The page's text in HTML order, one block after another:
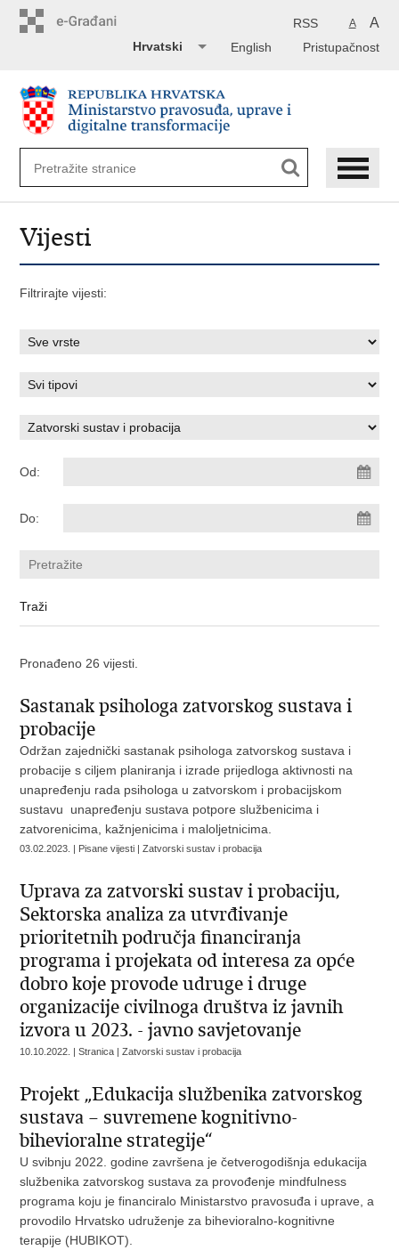
A A
RSS
Pristupačnost
English
Hrvatski
Vijesti
Filtrirajte vijesti:
Od:
Do:
Pronađeno 26 vijesti.
Sastanak psihologa zatvorskog sustava i
probacije
Održan zajednički sastanak psihologa zatvorskog sustava i
probacije s ciljem planiranja i izrade prijedloga aktivnosti na
unapređenju rada psihologa u zatvorskom i probacijskom
sustavu unapređenju sustava potpore službenicima i
zatvorenicima, kažnjenicima i maloljetnicima.
03.02.2023. | Pisane vijesti | Zatvorski sustav i probacija
Uprava za zatvorski sustav i probaciju,
Sektorska analiza za utvrđivanje
prioritetnih područja financiranja
programa i projekata od interesa za opće
dobro koje provode udruge i druge
organizacije civilnoga društva iz javnih
izvora u 2023. - javno savjetovanje
10.10.2022. | Stranica | Zatvorski sustav i probacija
Projekt „Edukacija službenika zatvorskog
sustava – suvremene kognitivno-
bihevioralne strategije“
U svibnju 2022. godine završena je četverogodišnja edukacija
službenika zatvorskog sustava za provođenje mindfulness
programa koju je financiralo Ministarstvo pravosuđa i uprave, a
provodilo Hrvatsko udruženje za bihevioralno-kognitivne
terapije (HUBIKOT).